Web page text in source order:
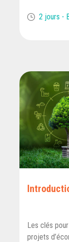
2 jours -
Les clés
projets